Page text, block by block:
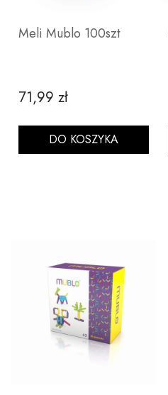
Meli Mublo 100szt
Cena
71,99 zł
DO KOSZYKA